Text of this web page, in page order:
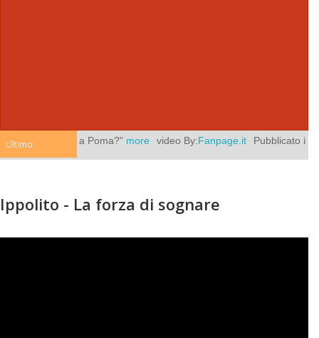
Ultimo:
sola in via Poma?" more video By:Fanpage.it Pubblicato il:
Ippolito - La forza di sognare